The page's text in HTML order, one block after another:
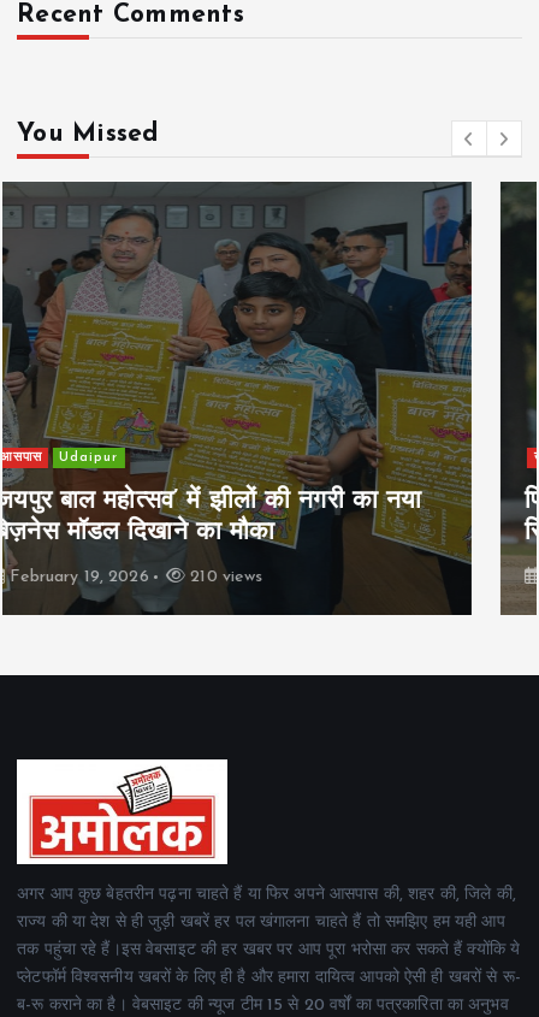
Recent Comments
You Missed
खेल Udaipur
पिम्स मेवाड़ कप 2026: क्रॉसवर्ड व आदित्यम
रियल स्टेट्स ने मुकाबले जीते
February 19, 2026 162 views
अगर आप कुछ बेहतरीन पढ़ना चाहते हैं या फिर अपने आसपास की, शहर की, जिले की,
राज्य की या देश से ही जुड़ी खबरें हर पल खंगालना चाहते हैं तो समझिए हम यही आप
तक पहुंचा रहे हैं।इस वेबसाइट की हर खबर पर आप पूरा भरोसा कर सकते हैं क्योंकि ये
प्लेटफॉर्म विश्वसनीय खबरों के लिए ही है और हमारा दायित्व आपको ऐसी ही खबरों से रू-
ब-रू कराने का है। वेबसाइट की न्यूज टीम 15 से 20 वर्षों का पत्रकारिता का अनुभव